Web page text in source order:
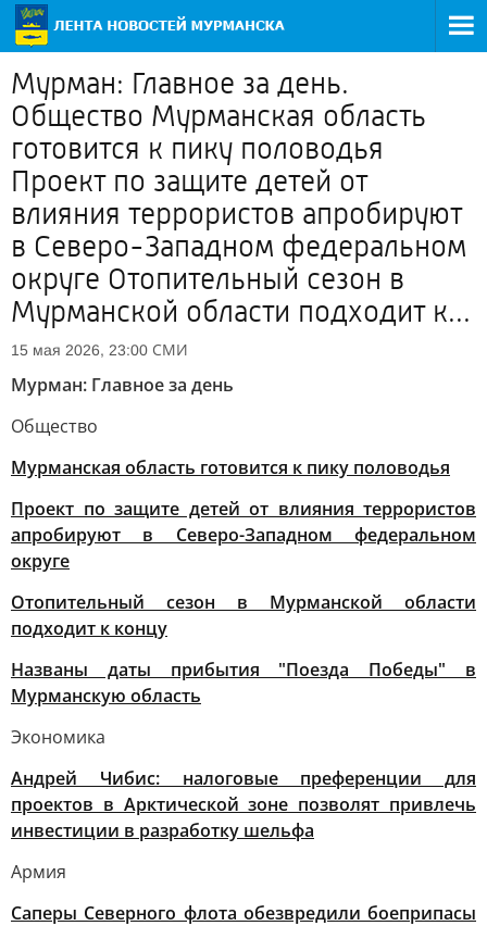
Мурман: Главное за день.
Общество Мурманская область
готовится к пику половодья
Проект по защите детей от
влияния террористов апробируют
в Северо-Западном федеральном
округе Отопительный сезон в
Мурманской области подходит к...
15 мая 2026, 23:00 СМИ
Мурман: Главное за день
Общество
Мурманская область готовится к пику половодья
Проект по защите детей от влияния террористов
апробируют в Северо-Западном федеральном
округе
Отопительный сезон в Мурманской области
подходит к концу
Названы даты прибытия "Поезда Победы" в
Мурманскую область
Экономика
Андрей Чибис: налоговые преференции для
проектов в Арктической зоне позволят привлечь
инвестиции в разработку шельфа
Армия
Саперы Северного флота обезвредили боеприпасы